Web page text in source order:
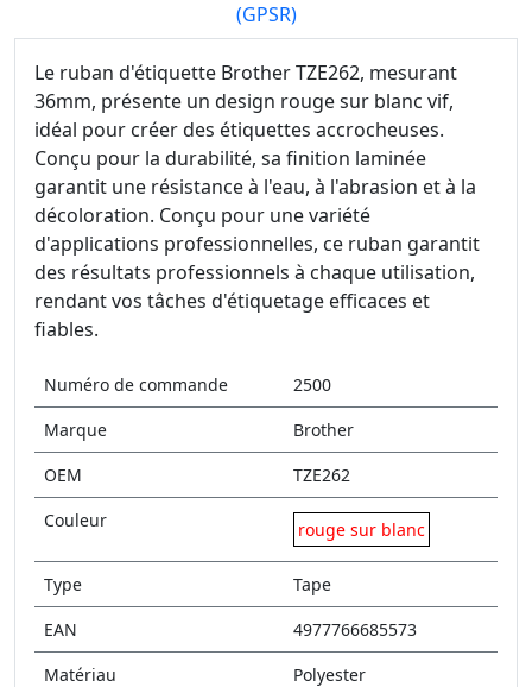
(GPSR)
Le ruban d'étiquette Brother TZE262, mesurant
36mm, présente un design rouge sur blanc vif,
idéal pour créer des étiquettes accrocheuses.
Conçu pour la durabilité, sa finition laminée
garantit une résistance à l'eau, à l'abrasion et à la
décoloration. Conçu pour une variété
d'applications professionnelles, ce ruban garantit
des résultats professionnels à chaque utilisation,
rendant vos tâches d'étiquetage efficaces et
fiables.
Numéro de commande
2500
Marque
Brother
OEM
TZE262
Couleur
rouge sur blanc
Type
Tape
EAN
4977766685573
Matériau
Polyester